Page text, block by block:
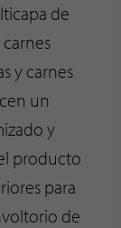
de
y carnes
un
y
producto
para
de